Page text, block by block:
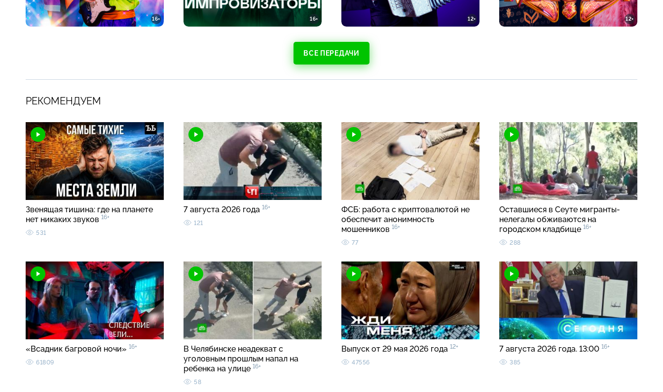
16+ 16+ 12+ 12+
ВСЕ ПЕРЕДАЧИ
РЕКОМЕНДУЕМ
Звенящая тишина: где на планете
нет никаких звуков 16+
531
7 августа 2026 года 16+
121
ФСБ: работа с криптовалютой не
обеспечит анонимность
мошенников 16+
77
Оставшиеся в Сеуте мигранты-
нелегалы обживаются на
городском кладбище 16+
288
«Всадник багровой ночи» 16+
61809
В Челябинске неадекват с
уголовным прошлым напал на
ребенка на улице 16+
58
Выпуск от 29 мая 2026 года 12+
47556
7 августа 2026 года. 13:00 16+
385